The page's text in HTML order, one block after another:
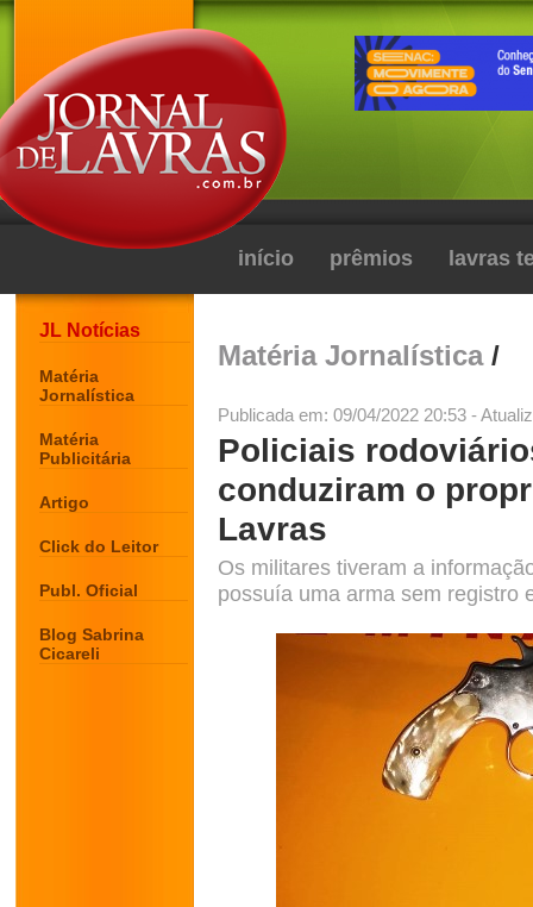
início prêmios lavras
JL Notícias
Matéria
Jornalística
Matéria
Publicitária
Artigo
Click do Leitor
Publ. Oficial
Blog Sabrina
Cicareli
Matéria Jornalística/
Publicada em: 09/04/2022 20:53 -
Policiais
conduziram o
Lavras
Os militares tiveram a
possuía uma arma sem registro